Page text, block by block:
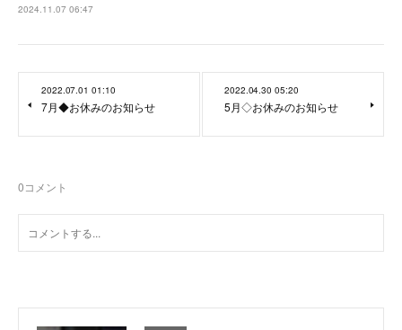
2024.11.07 06:47
2022.07.01 01:10
7月◆お休みのお知らせ
2022.04.30 05:20
5月◇お休みのお知らせ
0コメント